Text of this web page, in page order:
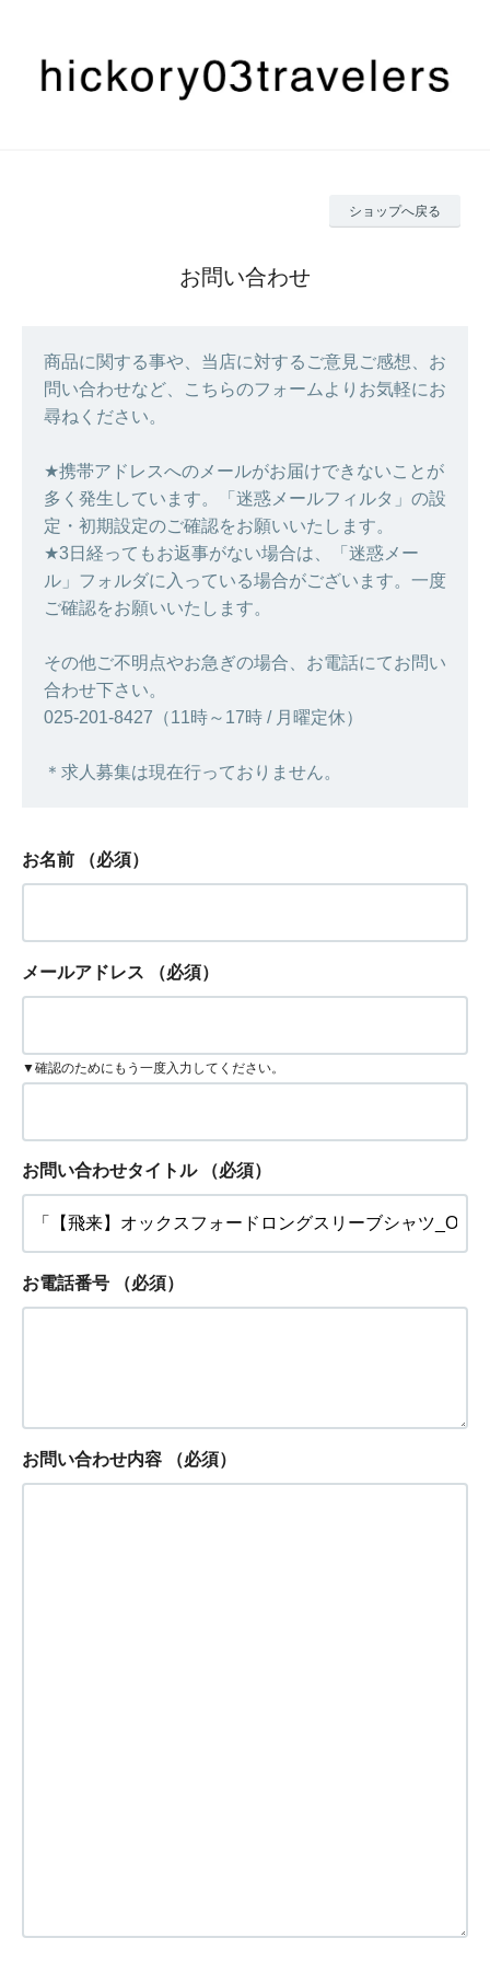
ショップへ戻る
お問い合わせ
商品に関する事や、当店に対するご意見ご感想、お
問い合わせなど、こちらのフォームよりお気軽にお
尋ねください。
★携帯アドレスへのメールがお届けできないことが
多く発生しています。「迷惑メールフィルタ」の設
定・初期設定のご確認をお願いいたします。
★3日経ってもお返事がない場合は、「迷惑メー
ル」フォルダに入っている場合がございます。一度
ご確認をお願いいたします。
その他ご不明点やお急ぎの場合、お電話にてお問い
合わせ下さい。
025-201-8427（11時～17時 / 月曜定休）
＊求人募集は現在行っておりません。
お名前 （必須）
メールアドレス （必須）
▼確認のためにもう一度入力してください。
お問い合わせタイトル （必須）
お電話番号 （必須）
お問い合わせ内容 （必須）